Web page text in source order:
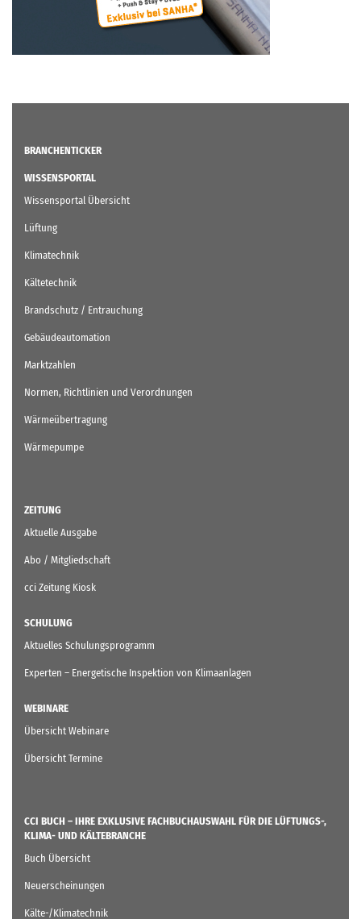
BRANCHENTICKER
WISSENSPORTAL
Wissensportal Übersicht
Lüftung
Klimatechnik
Kältetechnik
Brandschutz / Entrauchung
Gebäudeautomation
Marktzahlen
Normen, Richtlinien und Verordnungen
Wärmeübertragung
Wärmepumpe
ZEITUNG
Aktuelle Ausgabe
Abo / Mitgliedschaft
cci Zeitung Kiosk
SCHULUNG
Aktuelles Schulungsprogramm
Experten – Energetische Inspektion von Klimaanlagen
WEBINARE
Übersicht Webinare
Übersicht Termine
CCI BUCH – IHRE EXKLUSIVE FACHBUCHAUSWAHL FÜR DIE LÜFTUNGS-,
KLIMA- UND KÄLTEBRANCHE
Buch Übersicht
Neuerscheinungen
Kälte-/Klimatechnik